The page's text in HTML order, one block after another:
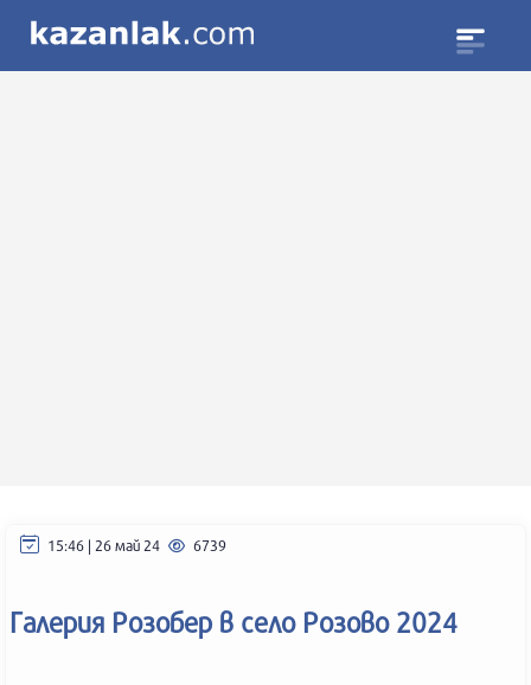
15:46 | 26 май 24 6739
Галерия Розобер в село Розово 2024